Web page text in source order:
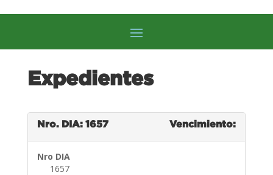
Expedientes
Nro. DIA: 1657 Vencimiento:
Nro DIA
1657